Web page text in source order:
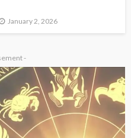
January 2, 2026
-